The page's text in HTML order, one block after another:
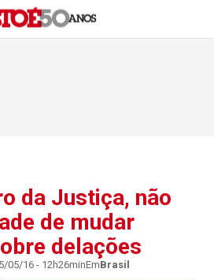
da Justiça, não
de mudar
delações
05/16 - 12h26minEmBrasil